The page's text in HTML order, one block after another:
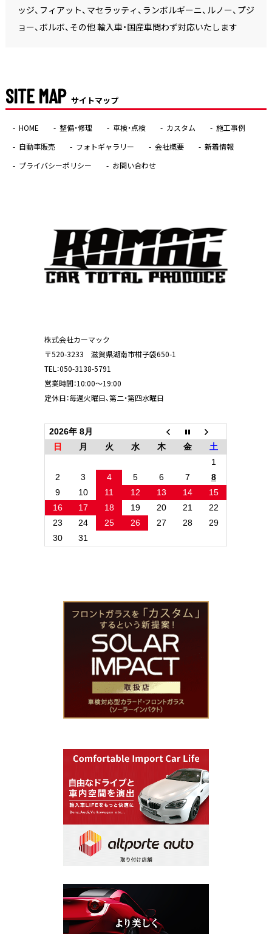
ッジ、フィアット、マセラッティ、ランボルギーニ、ルノー、プジ
ョー、ボルボ、その他 輸入車・国産車問わず対応いたします
SITE MAP サイトマップ
HOME 整備・修理 車検・点検 カスタム
施工事例
自動車販売
フォトギャラリー 会社概要
新着情報
プライバシーポリシー
お問い合わせ
株式会社カーマック
〒520-3233 滋賀県湖南市柑子袋650-1
TEL：050-3138-5791
営業時間：10:00～19:00
定休日：毎週火曜日、第二・第四水曜日
2026年 8月
日
月 火 水 木 金
土
1
2
3 4 5 6 7
8
9
10 11 12 13 14
15
16
17 18 19 20 21
22
23
24 25 26 27 28
29
30
31